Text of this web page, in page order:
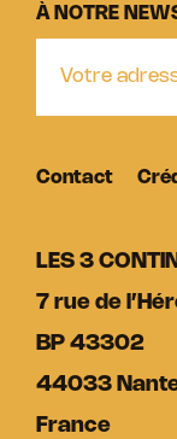
LES 3
7 rue de
BP 43302
44033
France
À NOTRE
Contact